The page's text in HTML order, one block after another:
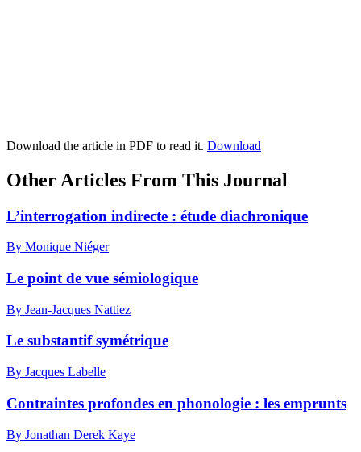
Download the article in PDF to read it. Download
Other Articles From This Journal
L’interrogation indirecte : étude diachronique
By Monique Niéger
Le point de vue sémiologique
By Jean-Jacques Nattiez
Le substantif symétrique
By Jacques Labelle
Contraintes profondes en phonologie : les emprunts
By Jonathan Derek Kaye